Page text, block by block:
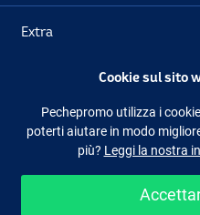
Extra
Seguici Facebook
Cookie sul sito
Pechepromo utilizza i
poterti aiutare in modo
più? Leggi la nostra